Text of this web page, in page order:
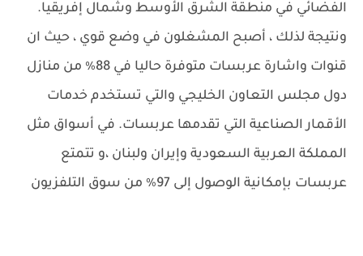
الفضائي في منطقة الشرق الأوسط وشمال إفريقيا.
ونتيجة لذلك ، أصبح المشغلون في وضع قوي ، حيث ان
قنوات واشارة عربسات متوفرة حاليا في 88٪ من منازل
دول مجلس التعاون الخليجي والتي تستخدم خدمات
الأقمار الصناعية التي تقدمها عربسات. في أسواق مثل
المملكة العربية السعودية وإيران ولبنان ،و تتمتع
عربسات بإمكانية الوصول إلى 97٪ من سوق التلفزيون